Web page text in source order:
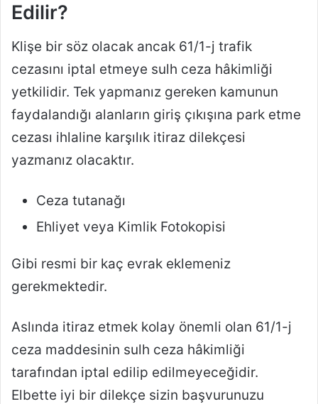
Edilir?
Klişe bir söz olacak ancak 61/1-j trafik
cezasını iptal etmeye sulh ceza hâkimliği
yetkilidir. Tek yapmanız gereken kamunun
faydalandığı alanların giriş çıkışına park etme
cezası ihlaline karşılık itiraz dilekçesi
yazmanız olacaktır.
Ceza tutanağı
Ehliyet veya Kimlik Fotokopisi
Gibi resmi bir kaç evrak eklemeniz
gerekmektedir.
Aslında itiraz etmek kolay önemli olan 61/1-j
ceza maddesinin sulh ceza hâkimliği
tarafından iptal edilip edilmeyeceğidir.
Elbette iyi bir dilekçe sizin başvurunuzu